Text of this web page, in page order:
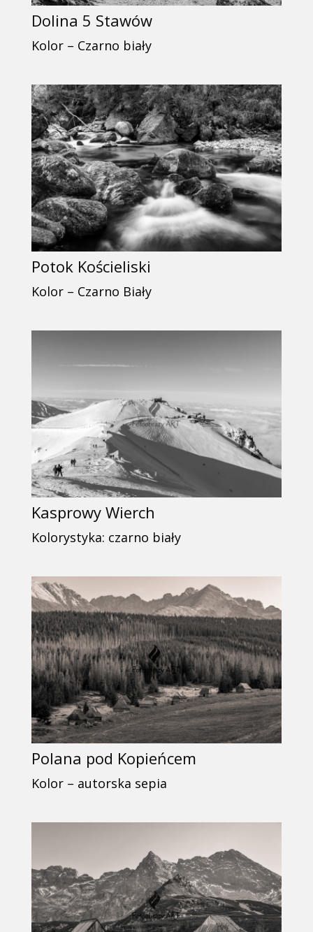
Dolina 5 Stawów
Kolor – Czarno biały
Potok Kościeliski
Kolor – Czarno Biały
Kasprowy Wierch
Kolorystyka: czarno biały
Polana pod Kopieńcem
Kolor – autorska sepia